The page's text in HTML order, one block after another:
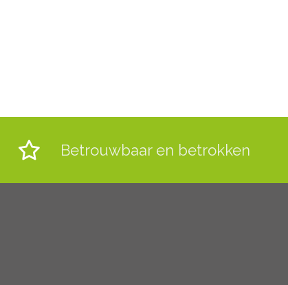
Betrouwbaar en betrokken